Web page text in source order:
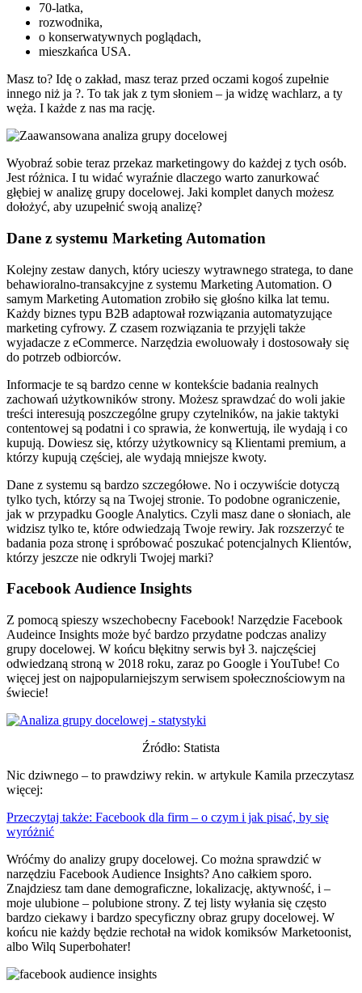
70-latka,
rozwodnika,
o konserwatywnych poglądach,
mieszkańca USA.
Masz to? Idę o zakład, masz teraz przed oczami kogoś zupełnie
innego niż ja ?. To tak jak z tym słoniem – ja widzę wachlarz, a ty
węża. I każde z nas ma rację.
Wyobraź sobie teraz przekaz marketingowy do każdej z tych osób.
Jest różnica. I tu widać wyraźnie dlaczego warto zanurkować
głębiej w analizę grupy docelowej. Jaki komplet danych możesz
dołożyć, aby uzupełnić swoją analizę?
Dane z systemu Marketing Automation
Kolejny zestaw danych, który ucieszy wytrawnego stratega, to dane
behawioralno-transakcyjne z systemu Marketing Automation. O
samym Marketing Automation zrobiło się głośno kilka lat temu.
Każdy biznes typu B2B adaptował rozwiązania automatyzujące
marketing cyfrowy. Z czasem rozwiązania te przyjęli także
wyjadacze z eCommerce. Narzędzia ewoluowały i dostosowały się
do potrzeb odbiorców.
Informacje te są bardzo cenne w kontekście badania realnych
zachowań użytkowników strony. Możesz sprawdzać do woli jakie
treści interesują poszczególne grupy czytelników, na jakie taktyki
contentowej są podatni i co sprawia, że konwertują, ile wydają i co
kupują. Dowiesz się, którzy użytkownicy są Klientami premium, a
którzy kupują częściej, ale wydają mniejsze kwoty.
Dane z systemu są bardzo szczegółowe. No i oczywiście dotyczą
tylko tych, którzy są na Twojej stronie. To podobne ograniczenie,
jak w przypadku Google Analytics. Czyli masz dane o słoniach, ale
widzisz tylko te, które odwiedzają Twoje rewiry. Jak rozszerzyć te
badania poza stronę i spróbować poszukać potencjalnych Klientów,
którzy jeszcze nie odkryli Twojej marki?
Facebook Audience Insights
Z pomocą spieszy wszechobecny Facebook! Narzędzie Facebook
Audeince Insights może być bardzo przydatne podczas analizy
grupy docelowej. W końcu błękitny serwis był 3. najczęściej
odwiedzaną stroną w 2018 roku, zaraz po Google i YouTube! Co
więcej jest on najpopularniejszym serwisem społecznościowym na
świecie!
Źródło: Statista
Nic dziwnego – to prawdziwy rekin. w artykule Kamila przeczytasz
więcej:
Przeczytaj także: Facebook dla firm – o czym i jak pisać, by się
wyróżnić
Wróćmy do analizy grupy docelowej. Co można sprawdzić w
narzędziu Facebook Audience Insights? Ano całkiem sporo.
Znajdziesz tam dane demograficzne, lokalizację, aktywność, i –
moje ulubione – polubione strony. Z tej listy wyłania się często
bardzo ciekawy i bardzo specyficzny obraz grupy docelowej. W
końcu nie każdy będzie rechotał na widok komiksów Marketoonist,
albo Wilq Superbohater!